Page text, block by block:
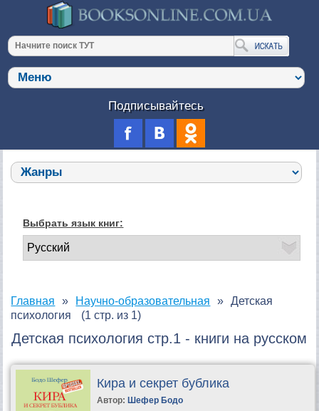
Подписывайтесь
Выбрать язык книг:
Главная Научно-образовательная
Детская
психология
(1 стр. из 1)
Детская психология стр.1 - книги на русском
Кира и секрет бублика
Автор: Шефер Бодо